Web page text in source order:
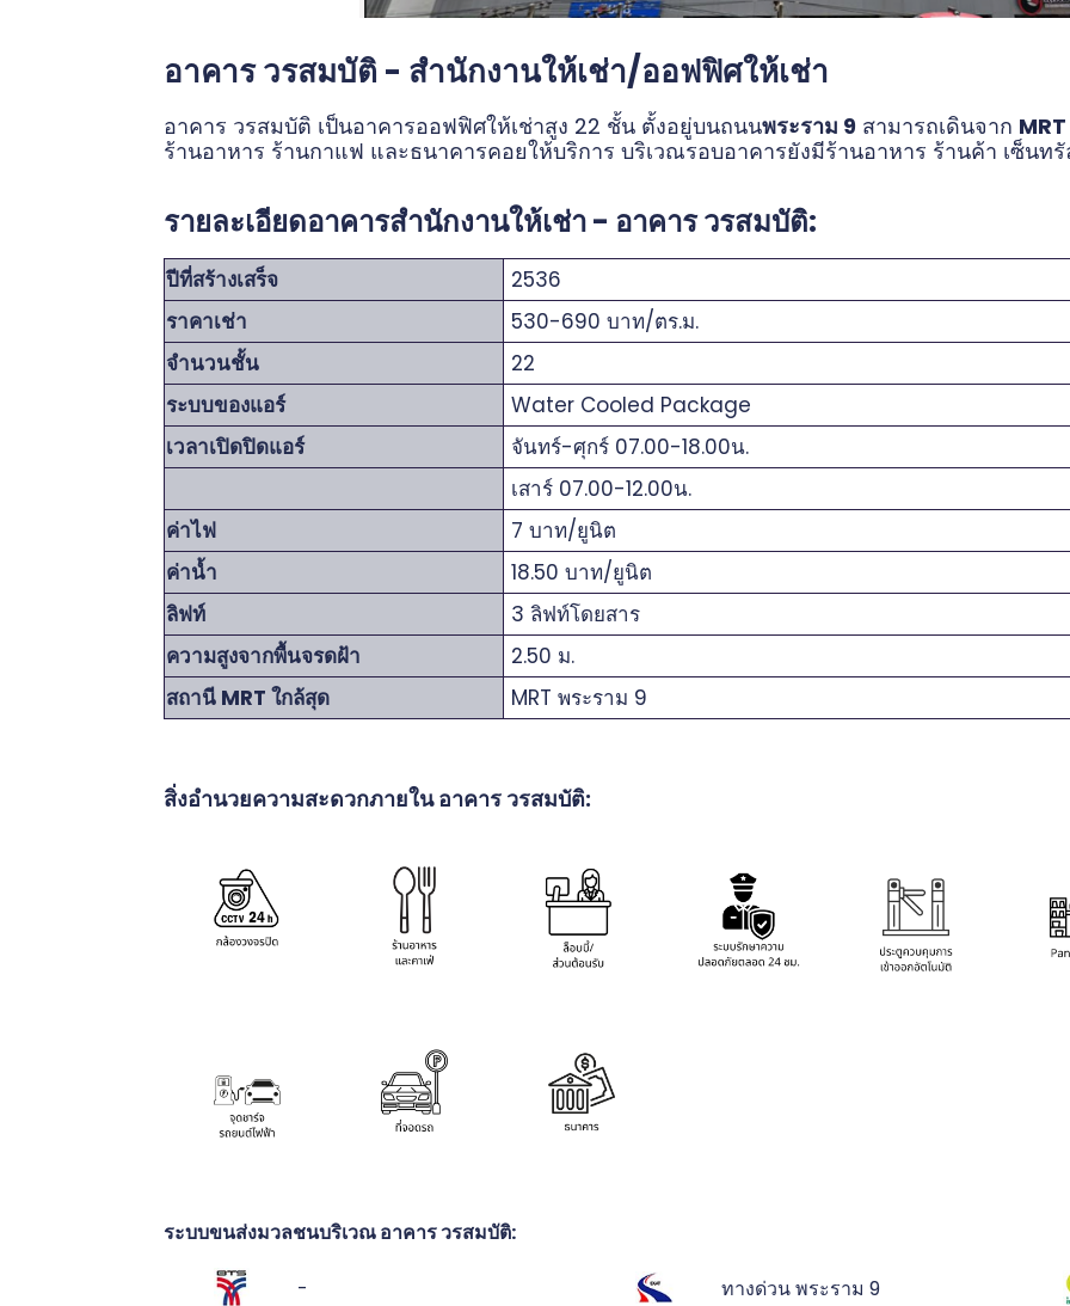
อาคาร วรสมบัติ - สำนักงานให้เช่า/ออฟฟิศให้เช่า
อาคาร วรสมบัติ เป็นอาคารออฟฟิศให้เช่าสูง 22 ชั้น ตั้งอยู่บนถนนพระราม 9 สามารถเดินจาก
ร้านอาหาร ร้านกาแฟ และธนาคารคอยให้บริการ บริเวณรอบอาคารยังมีร้านอาหาร ร้านค้า เซ็นท
รายละเอียดอาคารสำนักงานให้เช่า - อาคาร วรสมบัติ:
ปีที่สร้างเสร็จ
2536
ราคาเช่า
530-690 บาท/ตร.ม.
จำนวนชั้น
22
ระบบของแอร์
Water Cooled Package
เวลาเปิดปิดแอร์
จันทร์-ศุกร์ 07.00-18.00น.
เสาร์ 07.00-12.00น.
ค่าไฟ
7 บาท/ยูนิต
ค่าน้ำ
18.50 บาท/ยูนิต
ลิฟท์
3 ลิฟท์โดยสาร
ความสูงจากพื้นจรดฝ้า
2.50 ม.
สถานี MRT ใกล้สุด
MRT พระราม 9
สิ่งอำนวยความสะดวกภายใน อาคาร วรสมบัติ:
ระบบขนส่งมวลชนบริเวณ อาคาร วรสมบัติ:
-
ทางด่วน พระราม 9